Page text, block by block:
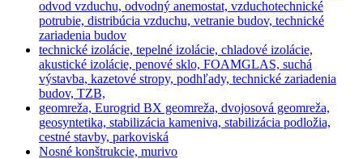
odvod vzduchu, odvodný anemostat, vzduchotechnické
potrubie, distribúcia vzduchu, vetranie budov, technické
zariadenia budov
technické izolácie, tepelné izolácie, chladové izolácie,
akustické izolácie, penové sklo, FOAMGLAS, suchá
výstavba, kazetové stropy, podhľady, technické zariadenia
budov, TZB,
geomreža, Eurogrid BX geomreža, dvojosová geomreža,
geosyntetika, stabilizácia kameniva, stabilizácia podložia,
cestné stavby, parkoviská
Nosné konštrukcie, murivo